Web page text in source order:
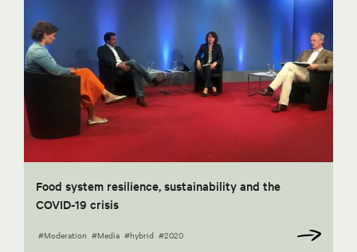
Food system resilience, sustainability and the
COVID-19 crisis
#Moderation #Media #hybrid #2020